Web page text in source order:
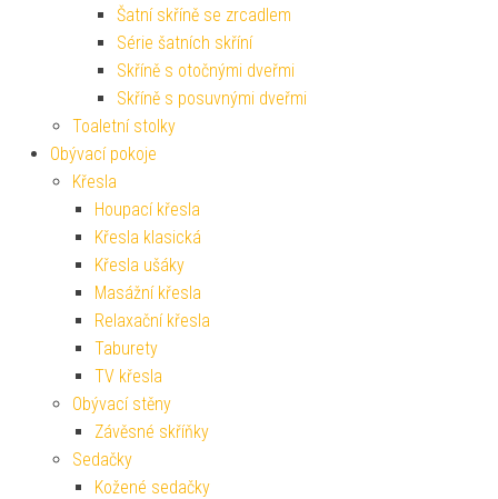
Šatní skříně se zrcadlem
Série šatních skříní
Skříně s otočnými dveřmi
Skříně s posuvnými dveřmi
Toaletní stolky
Obývací pokoje
Křesla
Houpací křesla
Křesla klasická
Křesla ušáky
Masážní křesla
Relaxační křesla
Taburety
TV křesla
Obývací stěny
Závěsné skříňky
Sedačky
Kožené sedačky